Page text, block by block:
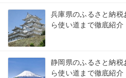
兵庫県のふるさと納
ら使い道まで徹底紹介
静岡県のふるさと納
ら使い道まで徹底紹介